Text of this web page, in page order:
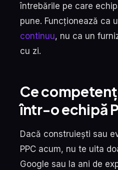
întrebările pe care
pune. Funcționează ca
continuu, nu ca un
cu zi.
Ce
într-o echipă
Dacă construiești sau
PPC acum, nu te uita
Google sau la ani de